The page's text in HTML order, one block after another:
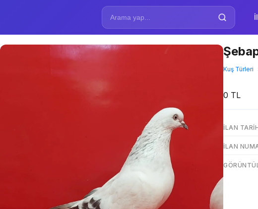
Kuş Türleri
0 TL
İLAN
İLAN